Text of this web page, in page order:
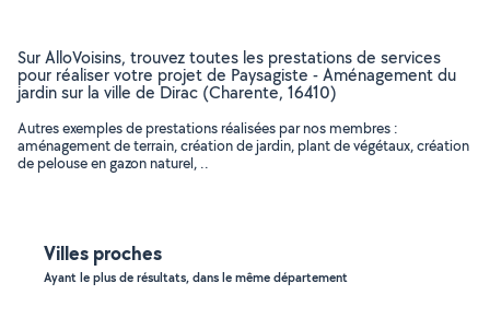
Sur AlloVoisins, trouvez toutes les prestations de services
pour réaliser votre projet de Paysagiste - Aménagement du
jardin sur la ville de Dirac (Charente, 16410)
Autres exemples de prestations réalisées par nos membres :
aménagement de terrain, création de jardin, plant de végétaux, création
de pelouse en gazon naturel, ..
Villes proches
Ayant le plus de résultats, dans le même département